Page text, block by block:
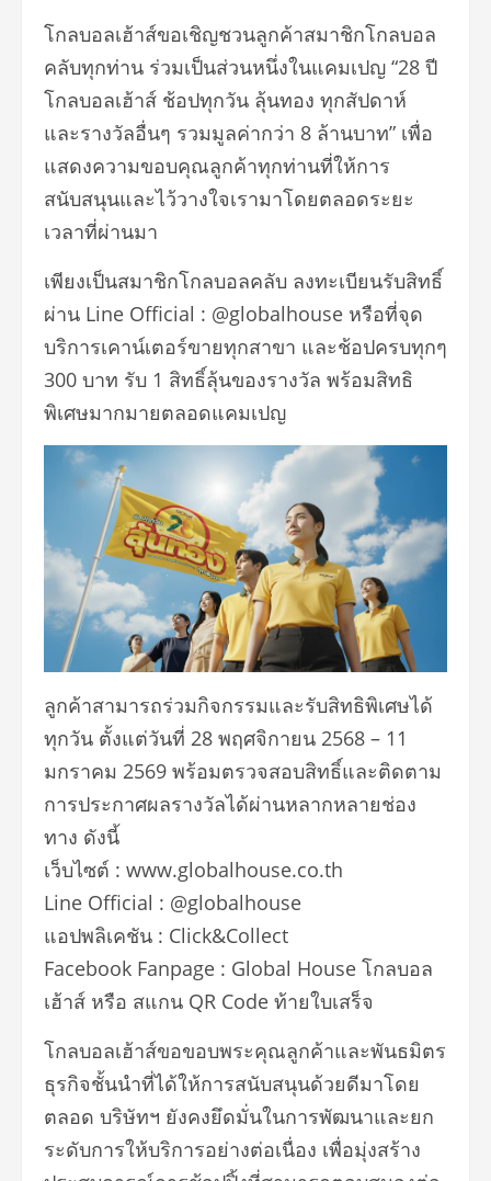
โกลบอลเฮ้าส์ขอเชิญชวนลูกค้าสมาชิกโกลบอล
คลับทุกท่าน ร่วมเป็นส่วนหนึ่งในแคมเปญ “28 ปี
โกลบอลเฮ้าส์ ช้อปทุกวัน ลุ้นทอง ทุกสัปดาห์
และรางวัลอื่นๆ รวมมูลค่ากว่า 8 ล้านบาท” เพื่อ
แสดงความขอบคุณลูกค้าทุกท่านที่ให้การ
สนับสนุนและไว้วางใจเรามาโดยตลอดระยะ
เวลาที่ผ่านมา
เพียงเป็นสมาชิกโกลบอลคลับ ลงทะเบียนรับสิทธิ์
ผ่าน Line Official : @globalhouse หรือที่จุด
บริการเคาน์เตอร์ขายทุกสาขา และช้อปครบทุกๆ
300 บาท รับ 1 สิทธิ์ลุ้นของรางวัล พร้อมสิทธิ
พิเศษมากมายตลอดแคมเปญ
ลูกค้าสามารถร่วมกิจกรรมและรับสิทธิพิเศษได้
ทุกวัน ตั้งแต่วันที่ 28 พฤศจิกายน 2568 – 11
มกราคม 2569 พร้อมตรวจสอบสิทธิ์และติดตาม
การประกาศผลรางวัลได้ผ่านหลากหลายช่อง
ทาง ดังนี้
เว็บไซต์ : www.globalhouse.co.th
Line Official : @globalhouse
แอปพลิเคชัน : Click&Collect
Facebook Fanpage : Global House โกลบอล
เฮ้าส์ หรือ สแกน QR Code ท้ายใบเสร็จ
โกลบอลเฮ้าส์ขอขอบพระคุณลูกค้าและพันธมิตร
ธุรกิจชั้นนำที่ได้ให้การสนับสนุนด้วยดีมาโดย
ตลอด บริษัทฯ ยังคงยึดมั่นในการพัฒนาและยก
ระดับการให้บริการอย่างต่อเนื่อง เพื่อมุ่งสร้าง